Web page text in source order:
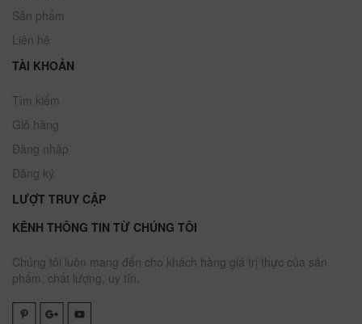
Sản phẩm
Liên hệ
TÀI KHOẢN
Tìm kiếm
Giỏ hàng
Đăng nhập
Đăng ký
LƯỢT TRUY CẬP
KÊNH THÔNG TIN TỪ CHÚNG TÔI
Chúng tôi luôn mang đến cho khách hàng giá trị thực của sản
phẩm, chất lượng, uy tín.